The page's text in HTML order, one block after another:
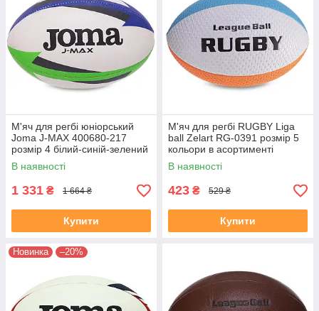
М'яч для регбі юніорський
Joma J-MAX 400680-217
розмір 4 білий-синій-зелений
В наявності
1 331 ₴ 1 664 ₴
Купити
М'яч для регбі RUGBY Liga
ball Zelart RG-0391 розмір 5
кольори в асортименті
В наявності
423 ₴ 529 ₴
Купити
Новинка –20%